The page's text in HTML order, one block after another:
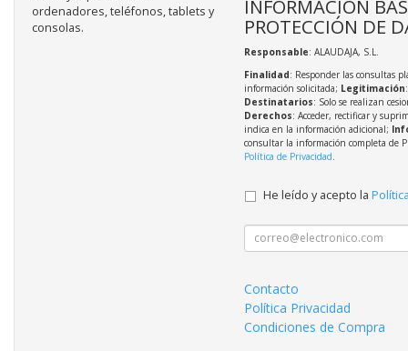
ordenadores, teléfonos, tablets y
consolas.
INFORMACIÓN
PROTECCIÓN DE
Responsable: ALAUDAJA, S.L.
Finalidad: Responder las consultas
información solicitada; Legitimación
Destinatarios: Solo se realizan
Derechos: Acceder, rectificar y
indica en la información adicional;
consultar la información completa de
Política de Privacidad.
He leído y acepto la
Contacto
Política Privacidad
Condiciones de Compra